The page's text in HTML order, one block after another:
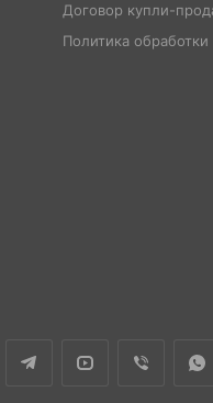
Договор купли-
Политика